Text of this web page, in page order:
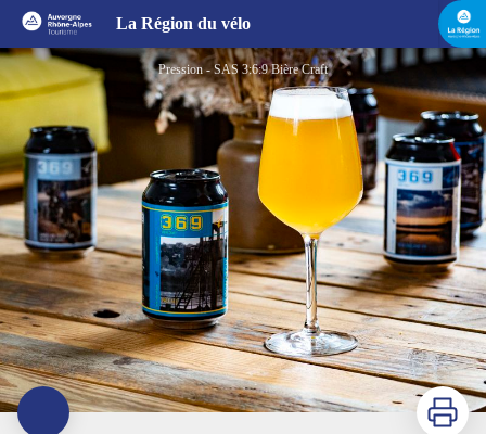
La Région du vélo
Pression - SAS 3:6:9 Bière Craft
Imprimer